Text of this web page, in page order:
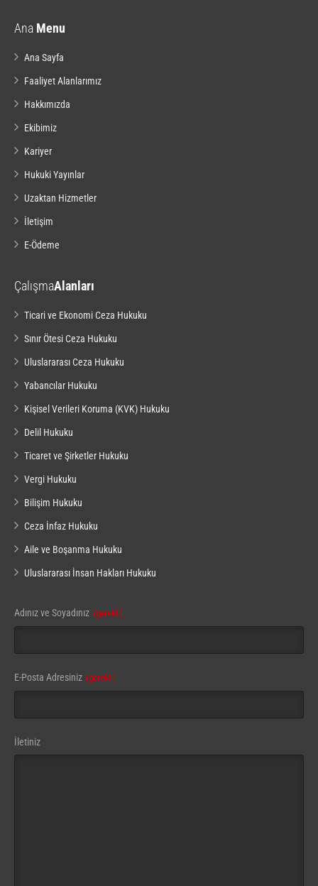
Ana Menu
Ana Sayfa
Faaliyet Alanlarımız
Hakkımızda
Ekibimiz
Kariyer
Hukuki Yayınlar
Uzaktan Hizmetler
İletişim
E-Ödeme
ÇalışmaAlanları
Ticari ve Ekonomi Ceza Hukuku
Sınır Ötesi Ceza Hukuku
Uluslararası Ceza Hukuku
Yabancılar Hukuku
Kişisel Verileri Koruma (KVK) Hukuku
Delil Hukuku
Ticaret ve Şirketler Hukuku
Vergi Hukuku
Bilişim Hukuku
Ceza İnfaz Hukuku
Aile ve Boşanma Hukuku
Uluslararası İnsan Hakları Hukuku
Your
Website (gerekli)
Adınız ve Soyadınız (gerekli)
E-Posta Adresiniz (gerekli)
İletiniz